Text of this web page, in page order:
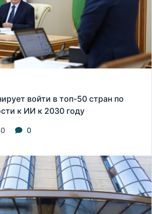
войти в топ-50 стран по
к ИИ к 2030 году
0